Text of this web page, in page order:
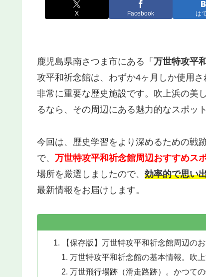
X Facebook は
鹿児島県南さつま市にある「 万世特攻平
攻平和祈念館は、わずか4ヶ月しか使用
非常に重要な歴史施設です。吹上浜の美
るなら、その周辺にある魅力的なスポッ
今回は、歴史学習をより深めるための戦
で、 万世特攻平和祈念館周辺おすすめス
場所を厳選しましたので、 効率的で思い
最新情報をお届けします。
【保存版】万世特攻平和祈念館周辺の
万世特攻平和祈念館の基本情報。吹
万世飛行場跡（滑走路跡）。かつて